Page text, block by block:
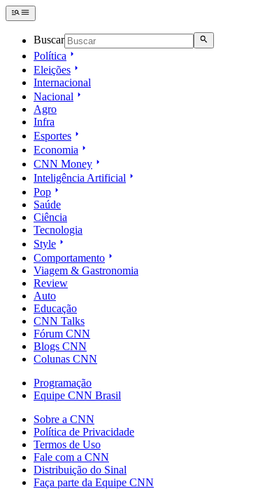
Buscar
Política
Eleições
Internacional
Nacional
Agro
Infra
Esportes
Economia
CNN Money
Inteligência Artificial
Pop
Saúde
Ciência
Tecnologia
Style
Comportamento
Viagem & Gastronomia
Review
Auto
Educação
CNN Talks
Fórum CNN
Blogs CNN
Colunas CNN
Programação
Equipe CNN Brasil
Sobre a CNN
Política de Privacidade
Termos de Uso
Fale com a CNN
Distribuição do Sinal
Faça parte da Equipe CNN